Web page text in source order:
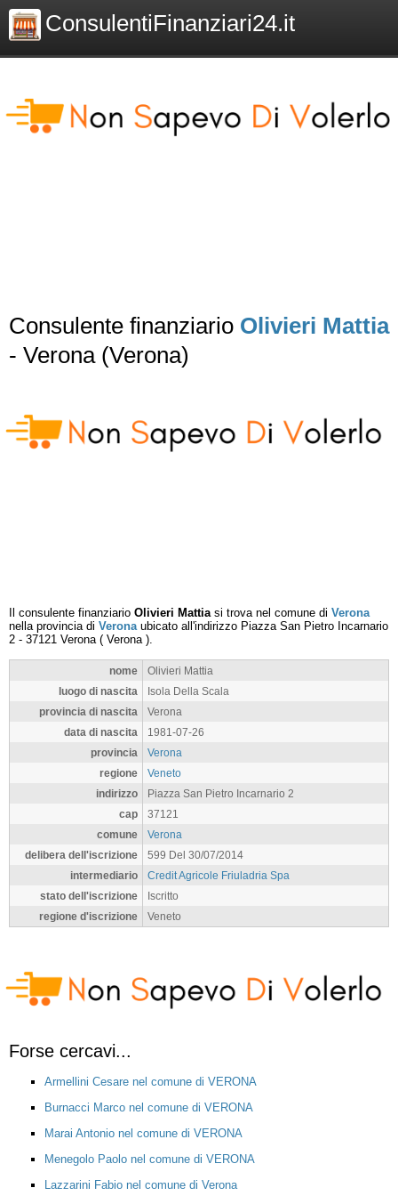
ConsulentiFinanziari24.it
Consulente finanziario Olivieri Mattia
- Verona (Verona)
Il consulente finanziario Olivieri Mattiasi trova nel comune di Verona
nella provincia di Veronaubicato all'indirizzo Piazza San Pietro Incarnario
2 - 37121 Verona( Verona).
nome
Olivieri Mattia
luogo di nascita
Isola Della Scala
provincia di nascita
Verona
data di nascita
1981-07-26
provincia
Verona
regione
Veneto
indirizzo
Piazza San Pietro Incarnario 2
cap
37121
comune
Verona
delibera dell'iscrizione
599 Del 30/07/2014
intermediario
Credit Agricole Friuladria Spa
stato dell'iscrizione
Iscritto
regione d'iscrizione
Veneto
Forse cercavi...
Armellini Cesare nel comune di VERONA
Burnacci Marco nel comune di VERONA
Marai Antonio nel comune di VERONA
Menegolo Paolo nel comune di VERONA
Lazzarini Fabio nel comune di Verona